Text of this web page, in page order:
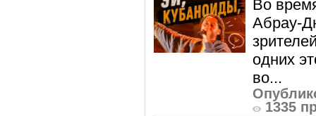
Во
Абрау-
одних
во...
1335